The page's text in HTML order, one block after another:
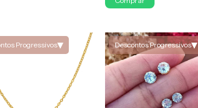
Progressivos▾ Descontos Progressivos▾